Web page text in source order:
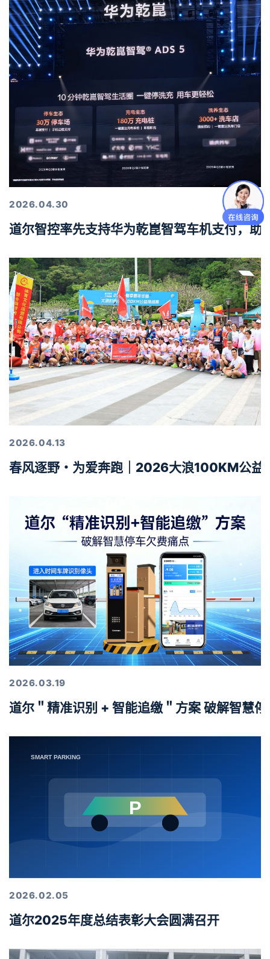
2026.04.30
道尔智控率先支持华为乾崑智驾车机支付，助
2026.04.13
春风逐野・为爱奔跑｜2026大浪100KM公益
2026.03.19
道尔＂精准识别 + 智能追缴＂方案 破解智慧
2026.02.05
道尔2025年度总结表彰大会圆满召开